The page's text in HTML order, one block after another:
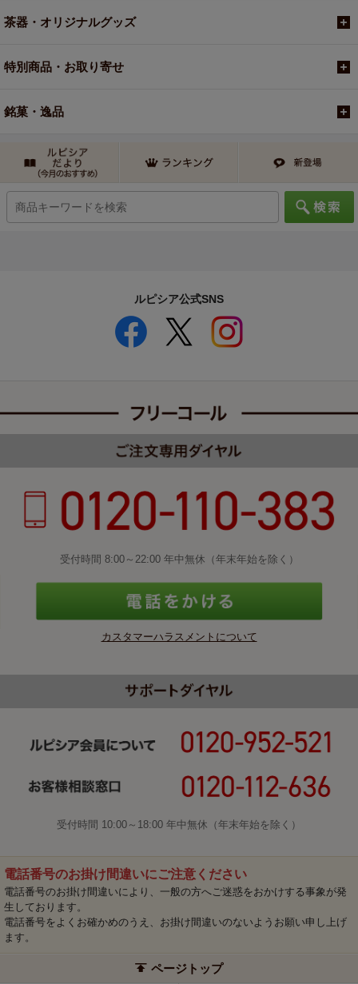
茶器・オリジナルグッズ
特別商品・お取り寄せ
銘菓・逸品
ルピシア公式SNS
受付時間 8:00～22:00 年中無休（年末年始を除く）
カスタマーハラスメントについて
受付時間 10:00～18:00 年中無休（年末年始を除く）
電話番号のお掛け間違いにご注意ください
電話番号のお掛け間違いにより、一般の方へご迷惑をおかけする事象が発
生しております。
電話番号をよくお確かめのうえ、お掛け間違いのないようお願い申し上げ
ます。
ページトップ